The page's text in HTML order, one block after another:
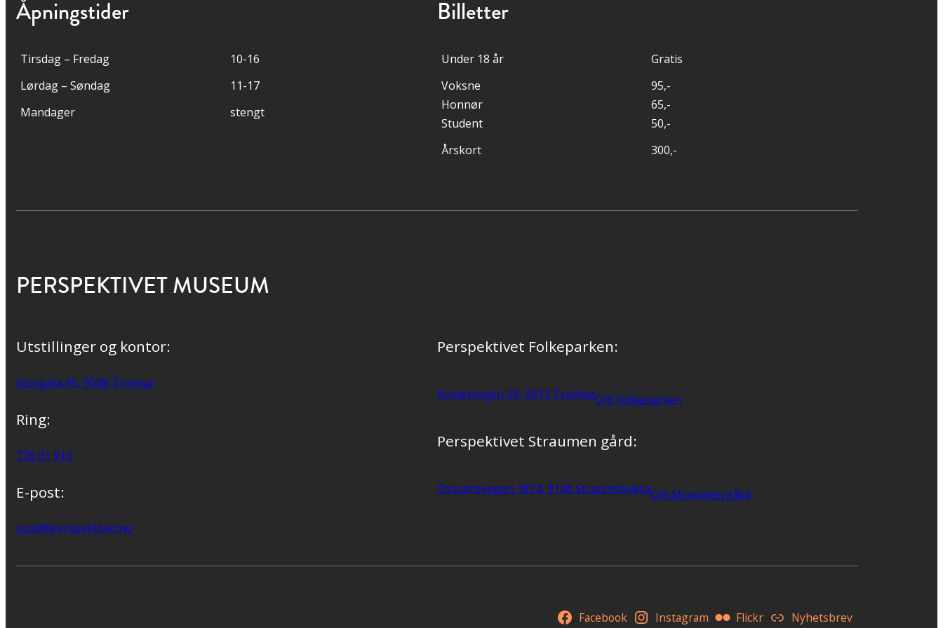
Åpningstider
Tirsdag – Fredag
10-16
Lørdag – Søndag
11-17
Mandager
stengt
Billetter
Under 18 år
Gratis
Voksne
Honnør
Student
95,-
65,-
50,-
Årskort
300,-
PERSPEKTIVET MUSEUM
Utstillinger og kontor:
Storgata 95, 9008 Tromsø
Ring:
776 01 910
E-post:
post@perspektivet.no
Perspektivet Folkeparken:
Kvaløyvegen 38, 9013 TromsøOm Folkeparken
Perspektivet Straumen gård:
Straumsvegen 1874, 9106 StraumsbuktaOm Straumen gård
Facebook Instagram Flickr Nyhetsbrev